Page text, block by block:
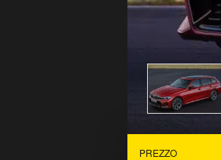
PREZZO